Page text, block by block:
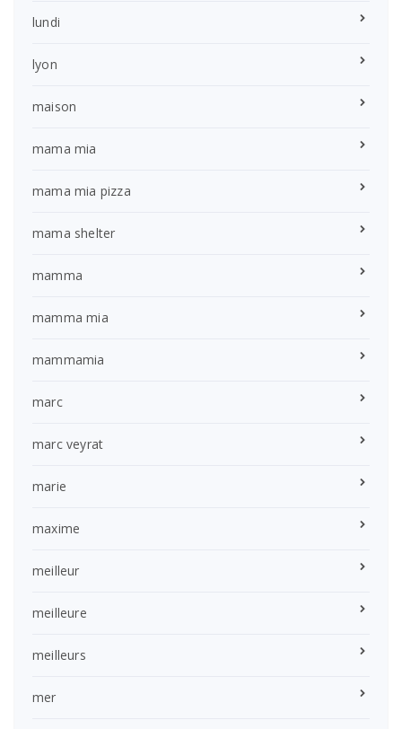
lundi
lyon
maison
mama mia
mama mia pizza
mama shelter
mamma
mamma mia
mammamia
marc
marc veyrat
marie
maxime
meilleur
meilleure
meilleurs
mer